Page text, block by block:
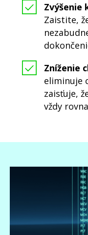
Zaistite,
Zníženie
eliminuje
zaisťuje,
vždy